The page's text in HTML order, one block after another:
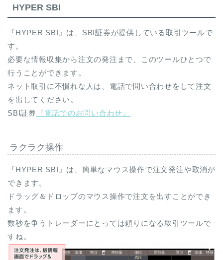
HYPER SBI
『HYPER SBI』は、SBI証券が提供している取引ツールで
す。
必要な情報収集から注文の発注まで、このツールひとつで
行うことができます。
ネット取引に不慣れな人は、電話で問い合わせをして注文
を出してください。
SBI証券
『電話でのお問い合わせ』
ラクラク操作
『HYPER SBI』は、簡単なマウス操作で注文発注や取消が
できます。
ドラッグ＆ドロップのマウス操作で注文を出すことができ
ます。
数秒を争うトレーダーにとっては頼りになる取引ツールで
すね。